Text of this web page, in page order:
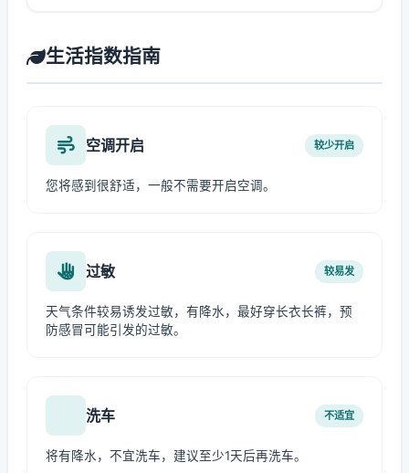
生活指数指南
空调开启 较少开启
您将感到很舒适，一般不需要开启空调。
过敏 较易发
天气条件较易诱发过敏，有降水，最好穿长衣长裤，预
防感冒可能引发的过敏。
洗车 不适宜
将有降水，不宜洗车，建议至少1天后再洗车。